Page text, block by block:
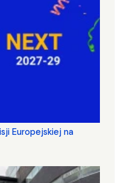
Europejskiej na